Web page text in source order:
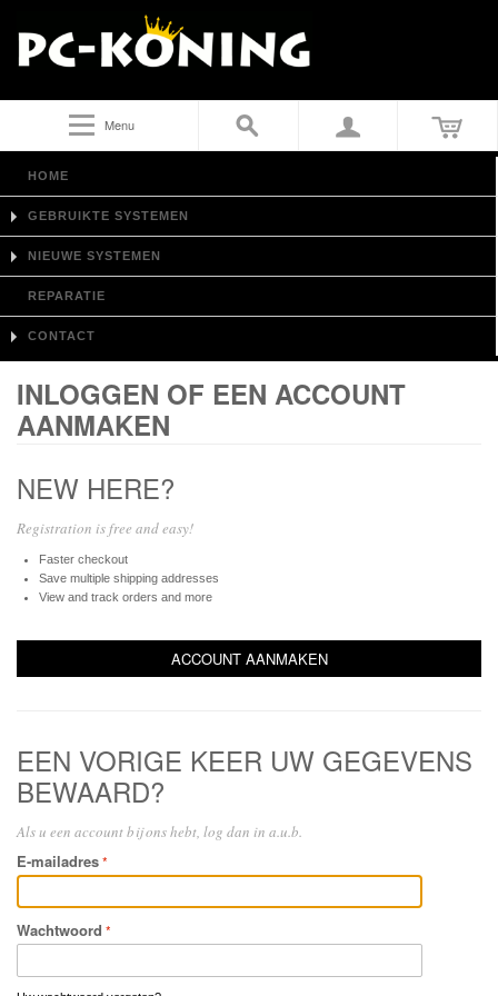
Menu
HOME
GEBRUIKTE SYSTEMEN
NIEUWE SYSTEMEN
REPARATIE
CONTACT
INLOGGEN OF EEN ACCOUNT
AANMAKEN
NEW HERE?
Registration is free and easy!
Faster checkout
Save multiple shipping addresses
View and track orders and more
ACCOUNT AANMAKEN
EEN VORIGE KEER UW GEGEVENS
BEWAARD?
Als u een account bij ons hebt, log dan in a.u.b.
E-mailadres
Wachtwoord